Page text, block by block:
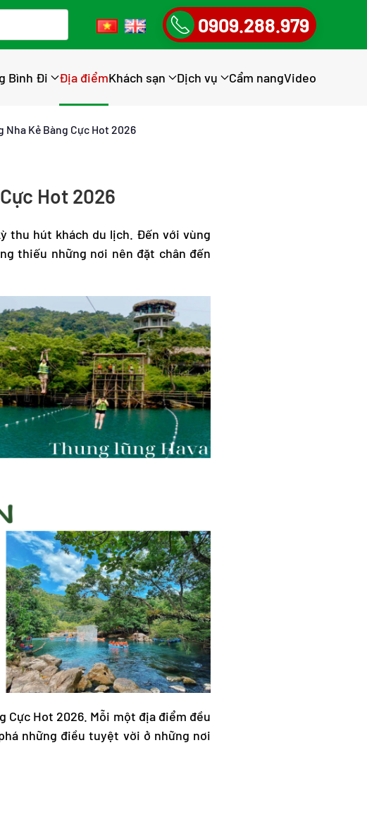
0909.288.979
Bình Đi Địa điểmKhách sạn Dịch vụ Cẩm nangVideo
Nha Kẻ Bàng Cực Hot 2026
Hot 2026
thu hút khách du lịch. Đến với vùng
thiếu những nơi nên đặt chân đến
Cực Hot 2026. Mỗi một địa điểm đều
những điều tuyệt vời ở những nơi